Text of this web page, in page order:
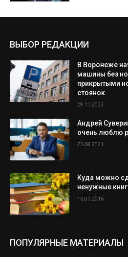
ВЫБОР РЕДАКЦИИ
В Воронеже
машины без
прикрытыми
стоянок
29.11.2023
Андрей
очень люблю
23.08.2021
Куда можно
ненужные
16.07.2016
ПОПУЛЯРНЫЕ МАТЕРИАЛЫ